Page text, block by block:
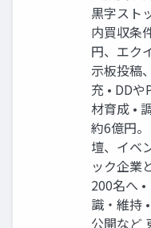
黒字スト
内買収条
円、エク
示板投稿
充 • DD
材育成 •
約6億円
壇、イベ
ック企業
200名へ
識・維持
公開など